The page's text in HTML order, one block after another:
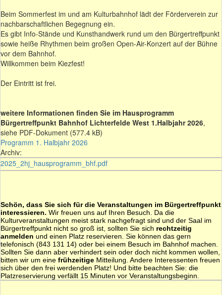
Beim Sommerfest im und am Kulturbahnhof lädt der Förderverein zur
nachbarschaftlichen Begegnung ein.
Es gibt Info-Stände und Kunsthandwerk rund um den Bürgertreffpunkt
sowie heiße Rhythmen beim großen Open-Air-Konzert auf der Bühne
vor dem Bahnhof.
Willkommen beim Kiezfest!
Der Eintritt ist frei.
weitere Informationen finden Sie im Hausprogramm
Bürgertreffpunkt Bahnhof Lichterfelde West 1.Halbjahr 2026,
siehe PDF-Dokument (577.4 kB)
Programm 1. Halbjahr 2026
Archiv:
2025_2hj_hausprogramm_bhf.pdf
Schön, dass Sie sich für die Veranstaltungen im Bürgertreffpunkt
interessieren. Wir freuen uns auf Ihren Besuch. Da die
Kulturveranstaltungen meist stark nachgefragt sind und der Saal im
Bürgertreffpunkt nicht so groß ist, sollten Sie sich rechtzeitig
anmelden und einen Platz reservieren. Sie können das gern
telefonisch (843 131 14) oder bei einem Besuch im Bahnhof machen.
Sollten Sie dann aber verhindert sein oder doch nicht kommen wollen,
bitten wir um eine frühzeitige Mitteilung. Andere Interessenten freuen
sich über den frei werdenden Platz! Und bitte beachten Sie: die
Platzreservierung verfällt 15 Minuten vor Veranstaltungsbeginn.